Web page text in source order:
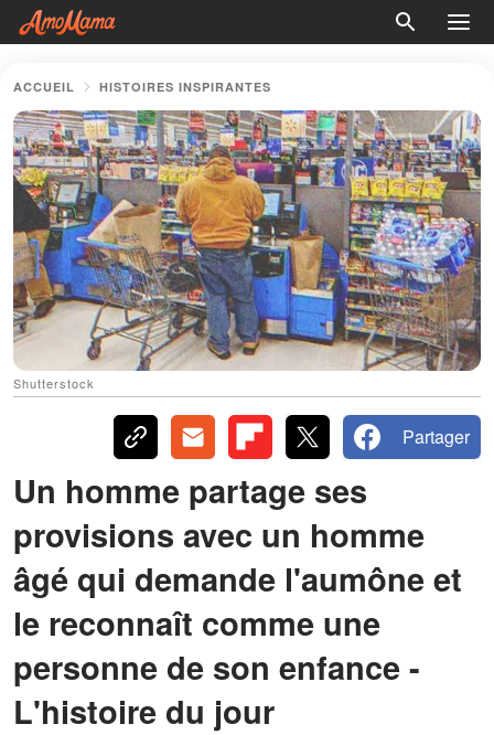
ACCUEIL HISTOIRES INSPIRANTES
Shutterstock
Partager
Un homme partage ses
provisions avec un homme
âgé qui demande l'aumône et
le reconnaît comme une
personne de son enfance -
L'histoire du jour